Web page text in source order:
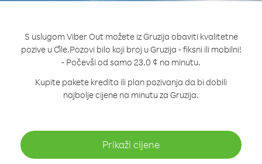
S uslugom Viber Out možete iz Gruzija obaviti kvalitetne
pozive u Čile.Pozovi bilo koji broj u Gruzija - fiksni ili mobilni!
- Počevši od samo 23.0 ¢ na minutu.
Kupite pakete kredita ili plan pozivanja da bi dobili
najbolje cijene na minutu za Gruzija.
Prikaži cijene